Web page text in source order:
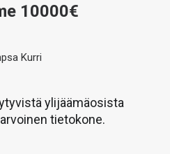
10000€
Kurri
ylijäämäosista
tietokone.